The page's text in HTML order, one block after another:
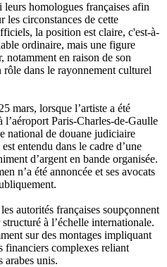
leurs homologues françaises afin
les circonstances de cette
la position est claire, c'est-à-
ordinaire, mais une figure
notamment en raison de son
dans le rayonnement culturel
mars, lorsque l’artiste a été
l’aéroport Paris-Charles-de-Gaulle
national de douane judiciaire
entendu dans le cadre d’une
d’argent en bande organisée.
n’a été annoncée et ses avocats
autorités françaises soupçonnent
à l’échelle internationale.
sur des montages impliquant
financiers complexes reliant
arabes unis.